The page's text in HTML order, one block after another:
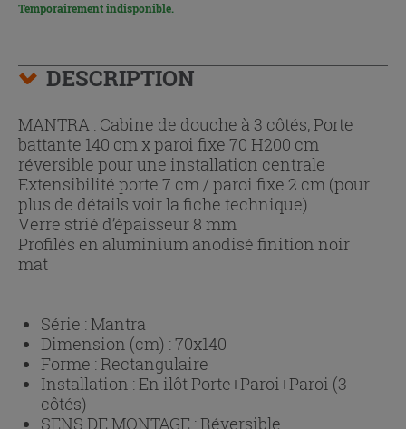
Temporairement indisponible.
DESCRIPTION
MANTRA : Cabine de douche à 3 côtés, Porte
battante 140 cm x paroi fixe 70 H200 cm
réversible pour une installation centrale
Extensibilité porte 7 cm / paroi fixe 2 cm (pour
plus de détails voir la fiche technique)
Verre strié d’épaisseur 8 mm
Profilés en aluminium anodisé finition noir
mat
Série :Mantra
Dimension (cm) :70x140
Forme :Rectangulaire
Installation :En ilôt Porte+Paroi+Paroi (3
côtés)
SENS DE MONTAGE :Réversible